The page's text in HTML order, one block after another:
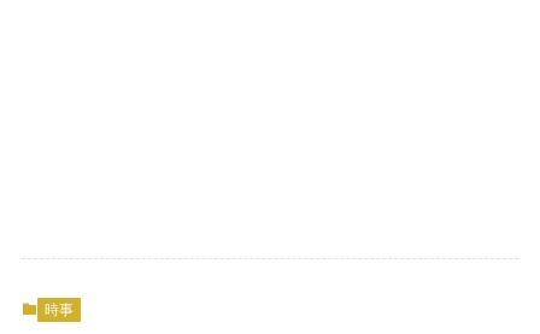
時事